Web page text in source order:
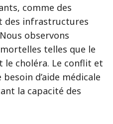
comme des
des infrastructures
observons
telles que le
le choléra. Le conflit et
d’aide médicale
la capacité des